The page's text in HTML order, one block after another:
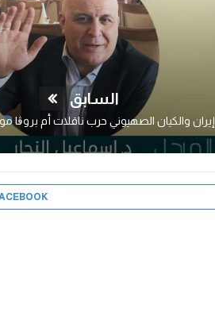
السابق
إيران والكيان الصهيوني حرب ناقلات أم بروڨا